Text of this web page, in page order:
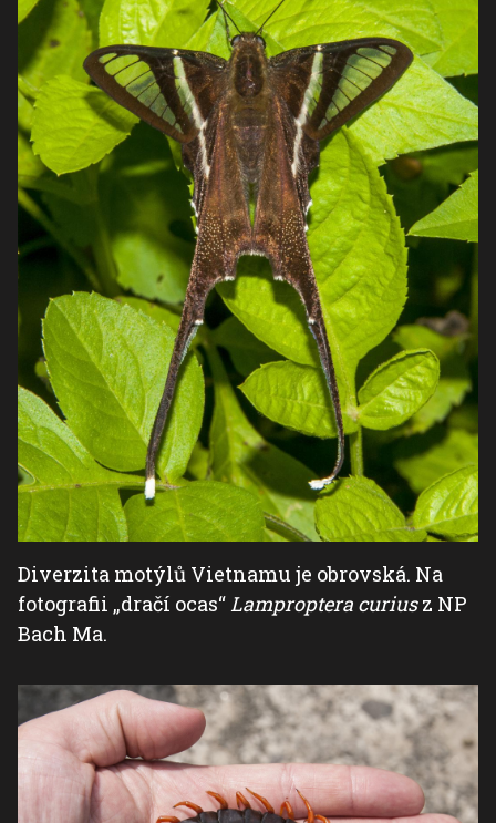
Diverzita motýlů Vietnamu je obrovská. Na
fotografii „dračí ocas“Lamproptera curiusz NP
Bach Ma.